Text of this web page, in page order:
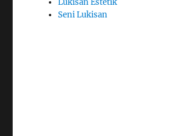
Lukisan Estetik
Seni Lukisan